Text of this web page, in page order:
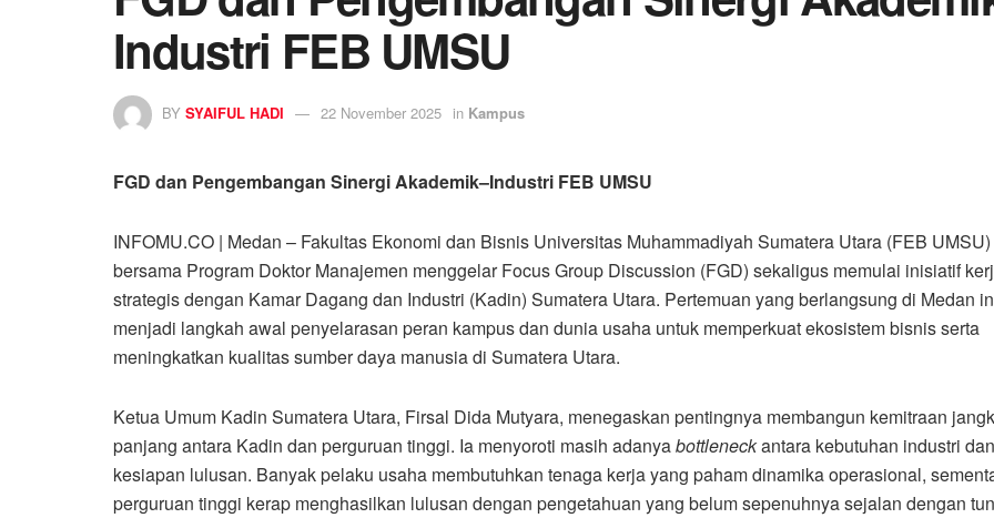
Industri FEB UMSU
BY SYAIFUL HADI 22 November 2025 in Kampus
FGD dan Pengembangan Sinergi Akademik–Industri FEB UMSU
INFOMU.CO | Medan – Fakultas Ekonomi dan Bisnis Universitas Muhammadiyah Sumatera Utara (FEB UMSU)
bersama Program Doktor Manajemen menggelar Focus Group Discussion (FGD) sekaligus memulai inisiatif
strategis dengan Kamar Dagang dan Industri (Kadin) Sumatera Utara. Pertemuan yang berlangsung di Medan
menjadi langkah awal penyelarasan peran kampus dan dunia usaha untuk memperkuat ekosistem bisnis serta
meningkatkan kualitas sumber daya manusia di Sumatera Utara.
Ketua Umum Kadin Sumatera Utara, Firsal Dida Mutyara, menegaskan pentingnya membangun kemitraan
panjang antara Kadin dan perguruan tinggi. Ia menyoroti masih adanyabottleneckantara kebutuhan industri dan
kesiapan lulusan. Banyak pelaku usaha membutuhkan tenaga kerja yang paham dinamika operasional,
perguruan tinggi kerap menghasilkan lulusan dengan pengetahuan yang belum sepenuhnya sejalan dengan